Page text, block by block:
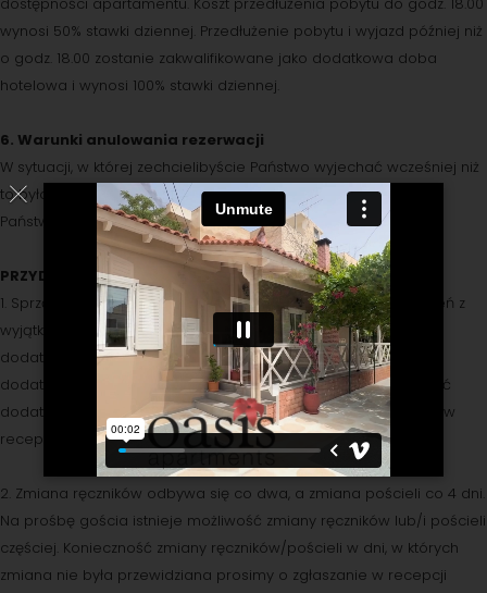
dostępności apartamentu. Koszt przedłużenia pobytu do godz. 18.00
wynosi 50% stawki dziennej. Przedłużenie pobytu i wyjazd później niż
o godz. 18.00 zostanie zakwalifikowane jako dodatkowa doba
hotelowa i wynosi 100% stawki dziennej.
6. Warunki anulowania rezerwacji
W sytuacji, w której zechcielibyście Państwo wyjechać wcześniej niż
to było pierwotnie ustalone, zmuszeni będziemy doliczyć do
Państwa rachunku 50% wartości kwoty dni niewykorzystanych.
PRZYDATNE INFORMACJE
1. Sprzątanie w pokojach hotelowych odbywa się co drugi dzień z
wyjątkiem niedziel. Na prośbę gościa stnieje możliwość
dodatkowego sprzątania pokoju. Koszt za
dodatkowe sprzątanie wynosi 6 EUR. Jeżeli istnieje konieczność
dodatkowgo sprzątania uprzejmie prosimy o zgłoszenie tego w
recepcji najpóźniej tego samego dnia do godziny 10.00.
2. Zmiana ręczników odbywa się co dwa, a zmiana pościeli co 4 dni.
Na prośbę gościa istnieje możliwość zmiany ręczników lub/i pościeli
częściej. Konieczność zmiany ręczników/pościeli w dni, w których
zmiana nie była przewidziana prosimy o zgłaszanie w recepcji